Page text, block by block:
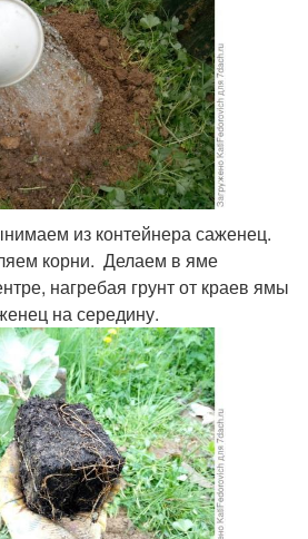
из контейнера саженец.
корни. Делаем в яме
нагребая грунт от краев ямы
на середину.